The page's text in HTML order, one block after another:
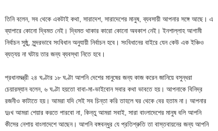
তিনি বলেন, সব থেকে একটাই কথা, সারাদেশ, সারাদেশের মানুষ, ব্যবসায়ী আপনার সঙ্গে আছে। এ
ব্যাপারে কোনো দ্বিমত নেই। দ্বিমত থাকার কারো কোনো অবকাশ নেই। ইনশাল্লাহ আগামী
নির্বাচন সুষ্ঠু, সুন্দরভাবে সংবিধান অনুযায়ী নির্বাচন হবে। সংবিধানের বাইরে যেন কেউ এক ইঞ্চিও
ব্যত্যয় না ঘটায় তার জন্য ব্যবস্থা নিতে হবে।
প্রধানমন্ত্রী ২৪ ঘণ্টার ১৮ ঘণ্টা আপনি দেশের মানুষের জন্য কাজ করেন জানিয়ে বসুন্ধরা
চেয়ারম্যান বলেন, ৬ ঘণ্টা হয়তো বাবা-মা-ভাইবোন সবার কথা ভাবতে হয়। আপনাকে বিনিদ্র
রজনীও কাটাতে হয়। আমরা যদি সেই সব চিন্তা করি তাহলে ঘর থেকে বের হতাম না। আপনার
দুঃখ আমরা শেয়ার করতে পারবো না, কিন্তু আমরা সবাই, সারা বাংলাদেশের মানুষ বলি আপনি
কীসের নেশায় বাংলাদেশে আছেন। আপনি বঙ্গবন্ধুর যে প্রতিশ্রুতি তা বাস্তবায়নের জন্য আপনি